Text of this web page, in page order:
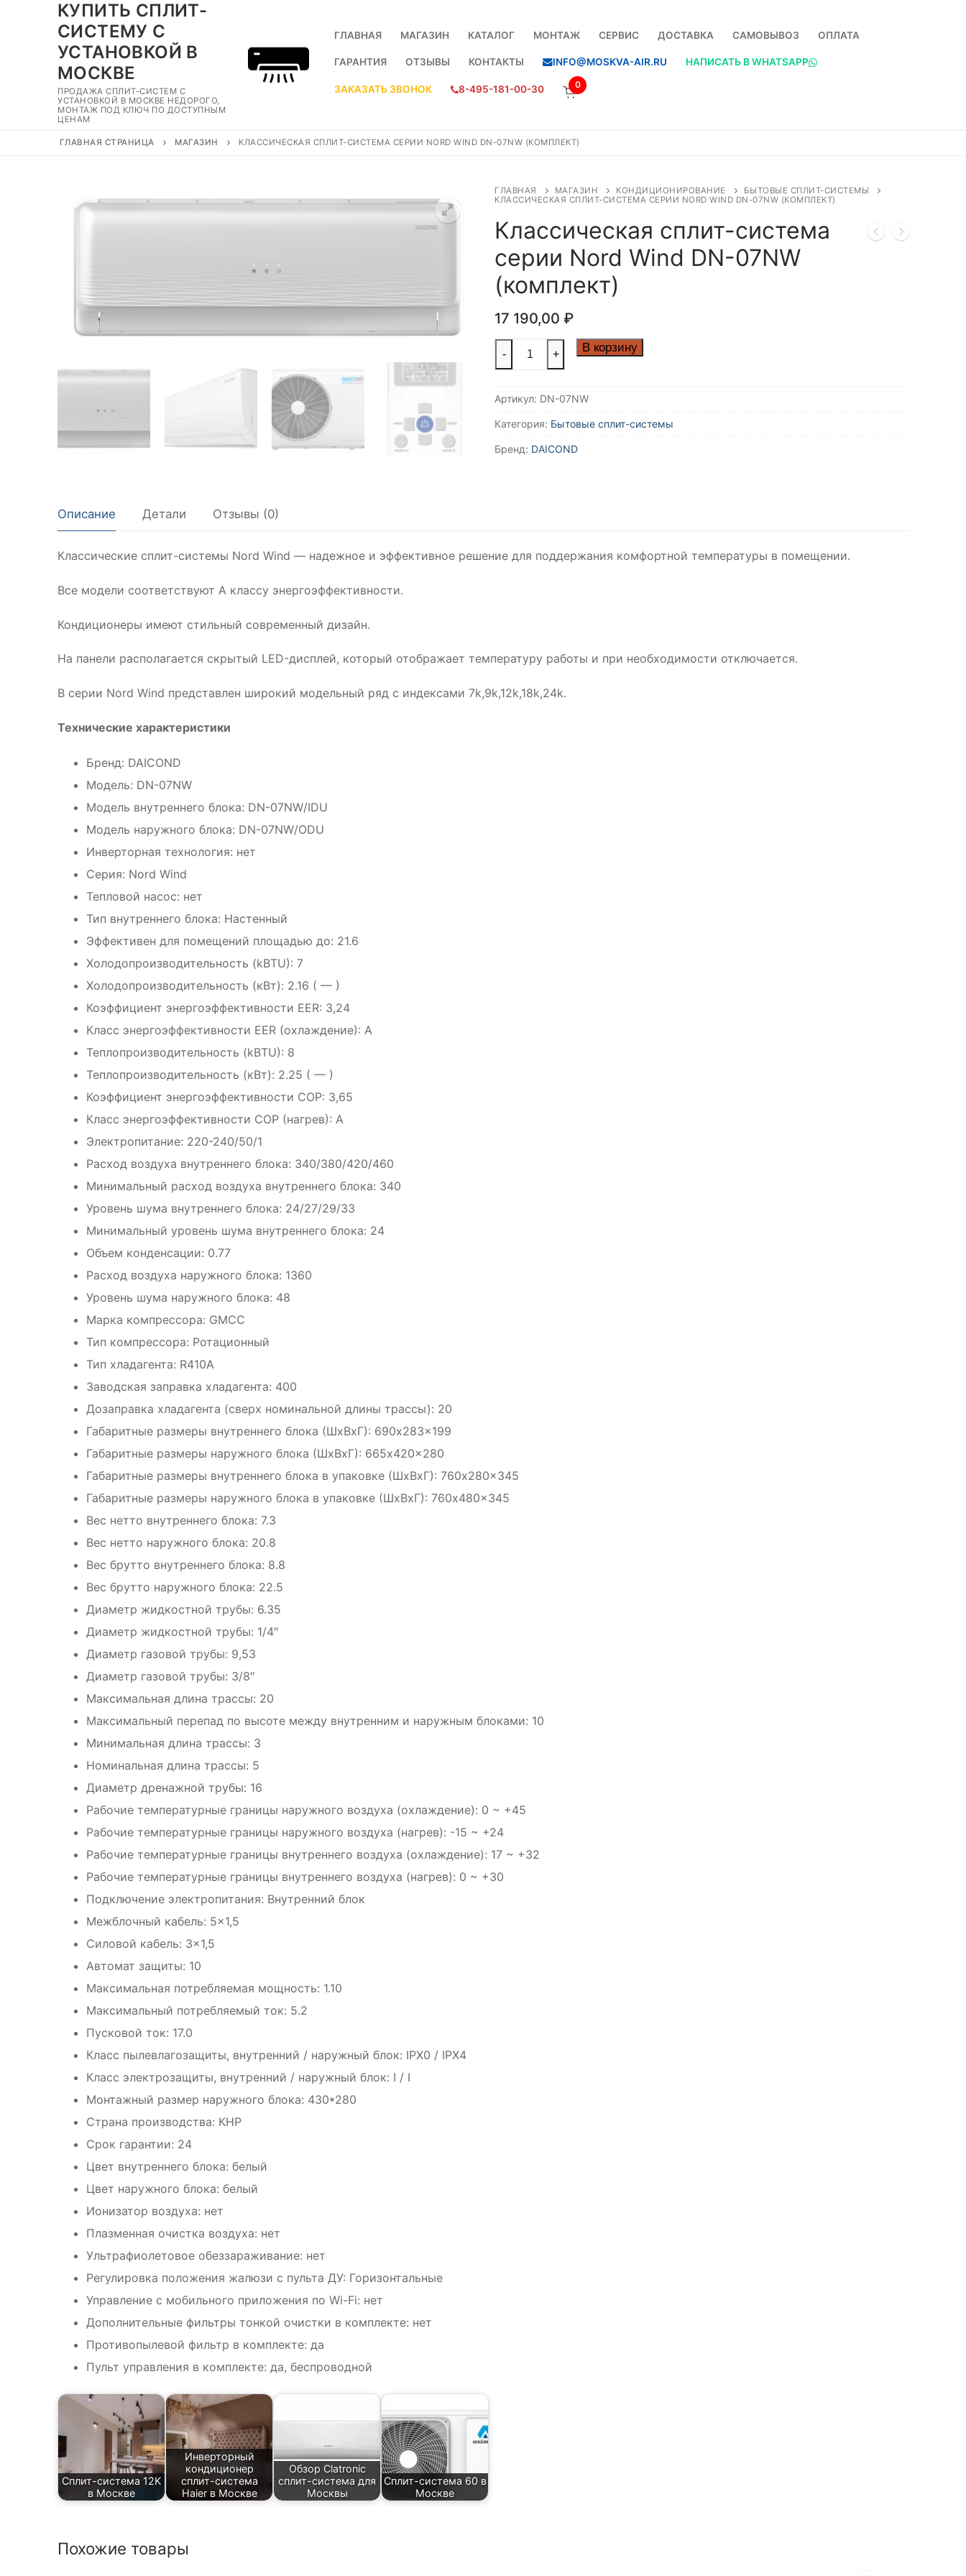
содержимому
КУПИТЬ СПЛИТ-
СИСТЕМУ С
УСТАНОВКОЙ В
МОСКВЕ
ПРОДАЖА СПЛИТ-СИСТЕМ С
УСТАНОВКОЙ В МОСКВЕ НЕДОРОГО,
МОНТАЖ ПОД КЛЮЧ ПО ДОСТУПНЫМ
ЦЕНАМ
ГЛАВНАЯ МАГАЗИН КАТАЛОГ МОНТАЖ СЕРВИС ДОСТАВКА САМОВЫВОЗ ОПЛАТА
ГАРАНТИЯ ОТЗЫВЫ КОНТАКТЫ INFO@MOSKVA-AIR.RU НАПИСАТЬ В WHATSAPP
ЗАКАЗАТЬ ЗВОНОК 8-495-181-00-30 0
ГЛАВНАЯ СТРАНИЦА МАГАЗИН КЛАССИЧЕСКАЯ СПЛИТ-СИСТЕМА СЕРИИ NORD WIND DN-07NW (КОМПЛЕКТ)
ГЛАВНАЯ МАГАЗИН КОНДИЦИОНИРОВАНИЕ
БЫТОВЫЕ СПЛИТ-СИСТЕМЫ
КЛАССИЧЕСКАЯ СПЛИТ-СИСТЕМА СЕРИИ NORD WIND DN-07NW (КОМПЛЕКТ)
Классическая сплит-система
серии Nord Wind DN-07NW
(комплект)
17 190,00 ₽
Количество
сплит-
система
Nord
- + В корзину
Артикул: DN-07NW
Категория: Бытовые сплит-системы
Бренд: DAICOND
Описание Детали Отзывы (0)
Классические сплит-системы Nord Wind — надежное и эффективное решение для поддержания комфортной температуры в помещении.
Все модели соответствуют А классу энергоэффективности.
Кондиционеры имеют стильный современный дизайн.
На панели располагается скрытый LED-дисплей, который отображает температуру работы и при необходимости отключается.
В серии Nord Wind представлен широкий модельный ряд с индексами 7k,9k,12k,18k,24k.
Технические характеристики
Бренд: DAICOND
Модель: DN-07NW
Модель внутреннего блока: DN-07NW/IDU
Модель наружного блока: DN-07NW/ODU
Инверторная технология: нет
Серия: Nord Wind
Тепловой насос: нет
Тип внутреннего блока: Настенный
Эффективен для помещений площадью до: 21.6
Холодопроизводительность (kBTU): 7
Холодопроизводительность (кВт): 2.16 ( — )
Коэффициент энергоэффективности EER: 3,24
Класс энергоэффективности EER (охлаждение): A
Теплопроизводительность (kBTU): 8
Теплопроизводительность (кВт): 2.25 ( — )
Коэффициент энергоэффективности COP: 3,65
Класс энергоэффективности COP (нагрев): A
Электропитание: 220-240/50/1
Расход воздуха внутреннего блока: 340/380/420/460
Минимальный расход воздуха внутреннего блока: 340
Уровень шума внутреннего блока: 24/27/29/33
Минимальный уровень шума внутреннего блока: 24
Объем конденсации: 0.77
Расход воздуха наружного блока: 1360
Уровень шума наружного блока: 48
Марка компрессора: GMCC
Тип компрессора: Ротационный
Тип хладагента: R410A
Заводская заправка хладагента: 400
Дозаправка хладагента (сверх номинальной длины трассы): 20
Габаритные размеры внутреннего блока (ШxВxГ): 690x283x199
Габаритные размеры наружного блока (ШxВxГ): 665x420x280
Габаритные размеры внутреннего блока в упаковке (ШxВxГ): 760x280x345
Габаритные размеры наружного блока в упаковке (ШxВxГ): 760x480x345
Вес нетто внутреннего блока: 7.3
Вес нетто наружного блока: 20.8
Вес брутто внутреннего блока: 8.8
Вес брутто наружного блока: 22.5
Диаметр жидкостной трубы: 6.35
Диаметр жидкостной трубы: 1/4″
Диаметр газовой трубы: 9,53
Диаметр газовой трубы: 3/8″
Максимальная длина трассы: 20
Максимальный перепад по высоте между внутренним и наружным блоками: 10
Минимальная длина трассы: 3
Номинальная длина трассы: 5
Диаметр дренажной трубы: 16
Рабочие температурные границы наружного воздуха (охлаждение): 0 ~ +45
Рабочие температурные границы наружного воздуха (нагрев): -15 ~ +24
Рабочие температурные границы внутреннего воздуха (охлаждение): 17 ~ +32
Рабочие температурные границы внутреннего воздуха (нагрев): 0 ~ +30
Подключение электропитания: Внутренний блок
Межблочный кабель: 5×1,5
Силовой кабель: 3×1,5
Автомат защиты: 10
Максимальная потребляемая мощность: 1.10
Максимальный потребляемый ток: 5.2
Пусковой ток: 17.0
Класс пылевлагозащиты, внутренний / наружный блок: IPX0 / IPX4
Класс электрозащиты, внутренний / наружный блок: I / I
Монтажный размер наружного блока: 430*280
Страна производства: КНР
Срок гарантии: 24
Цвет внутреннего блока: белый
Цвет наружного блока: белый
Ионизатор воздуха: нет
Плазменная очистка воздуха: нет
Ультрафиолетовое обеззараживание: нет
Регулировка положения жалюзи с пульта ДУ: Горизонтальные
Управление c мобильного приложения по Wi-Fi: нет
Дополнительные фильтры тонкой очистки в комплекте: нет
Противопылевой фильтр в комплекте: да
Пульт управления в комплекте: да, беспроводной
Сплит-система 12K
в Москве
Инверторный
кондиционер
сплит-система
Haier в Москве
Обзор Clatronic
сплит-система для
Москвы
Сплит-система 60 в
Москве
Похожие товары